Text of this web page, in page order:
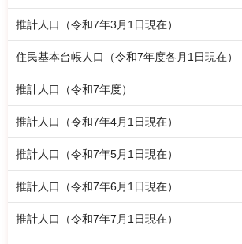
推計人口（令和7年3月1日現在）
住民基本台帳人口（令和7年度各月1日現在）
推計人口（令和7年度）
推計人口（令和7年4月1日現在）
推計人口（令和7年5月1日現在）
推計人口（令和7年6月1日現在）
推計人口（令和7年7月1日現在）